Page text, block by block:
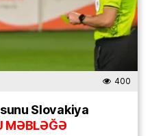
400
Slovakiya
MƏBLƏĞƏ